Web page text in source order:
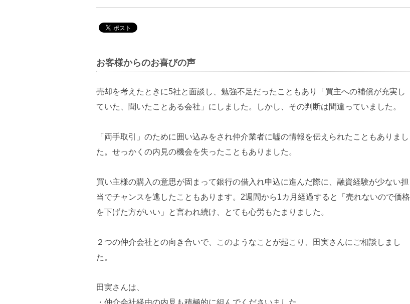
お客様からのお喜びの声
売却を考えたときに5社と面談し、勉強不足だったこともあり「買主への補償が充実し
ていた、聞いたことある会社」にしました。しかし、その判断は間違っていました。
「両手取引」のために囲い込みをされ仲介業者に嘘の情報を伝えられたこともありまし
た。せっかくの内見の機会を失ったこともありました。
買い主様の購入の意思が固まって銀行の借入れ申込に進んだ際に、融資経験が少ない担
当でチャンスを逃したこともあります。2週間から1カ月経過すると「売れないので価格
を下げた方がいい」と言われ続け、とても心労もたまりました。
２つの仲介会社との向き合いで、このようなことが起こり、田実さんにご相談しまし
た。
田実さんは、
・仲介会社経由の内見も積極的に組んでくださいました